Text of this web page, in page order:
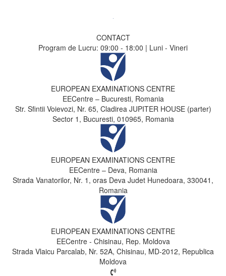
CONTACT
Program de Lucru: 09:00 - 18:00 | Luni - Vineri
EUROPEAN EXAMINATIONS CENTRE
EECentre – Bucuresti, Romania
Str. Sfintii Voievozi, Nr. 65, Cladirea JUPITER HOUSE (parter)
Sector 1, Bucuresti, 010965, Romania
EUROPEAN EXAMINATIONS CENTRE
EECentre – Deva, Romania
Strada Vanatorilor, Nr. 1, oras Deva Judet Hunedoara, 330041,
Romania
EUROPEAN EXAMINATIONS CENTRE
EECentre - Chisinau, Rep. Moldova
Strada Vlaicu Parcalab, Nr. 52A, Chisinau, MD-2012, Republica
Moldova